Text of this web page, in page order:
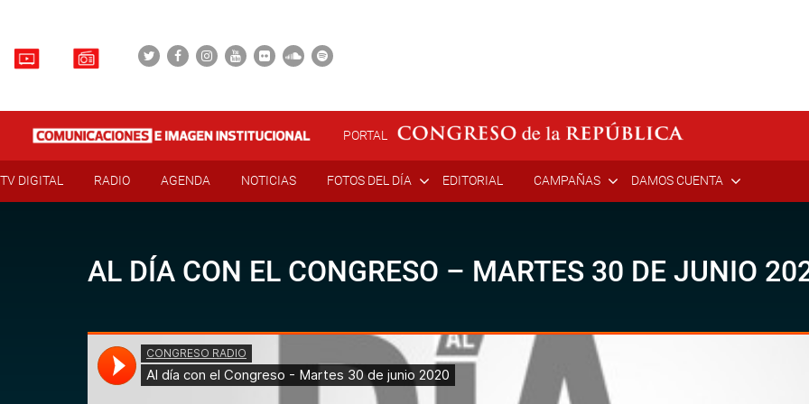
PORTAL
TV DIGITAL RADIO AGENDA NOTICIAS FOTOS DEL DÍA EDITORIAL CAMPAÑAS DAMOS CUENTA
AL DÍA CON EL CONGRESO – MARTES 30 DE JUNIO